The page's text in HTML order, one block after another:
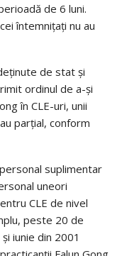
de 6 luni.
întemniţaţi nu au
de stat şi
ordinul de a-şi
în CLE-uri, unii
parţial, conform
suplimentar
uneori
CLE de nivel
peste 20 de
iunie din 2001